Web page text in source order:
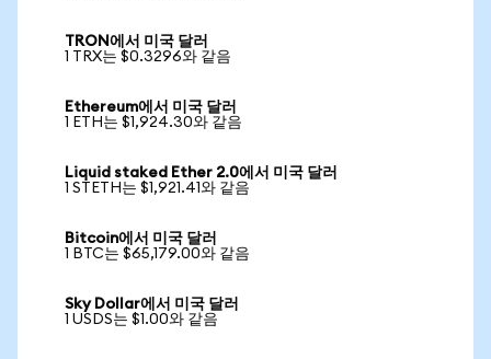
TRON에서 미국 달러
1 TRX는 $0.3296와 같음
Ethereum에서 미국 달러
1 ETH는 $1,924.30와 같음
Liquid staked Ether 2.0에서 미국 달러
1 STETH는 $1,921.41와 같음
Bitcoin에서 미국 달러
1 BTC는 $65,179.00와 같음
Sky Dollar에서 미국 달러
1 USDS는 $1.00와 같음